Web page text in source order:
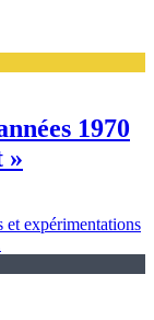
1970
»
et expérimentations